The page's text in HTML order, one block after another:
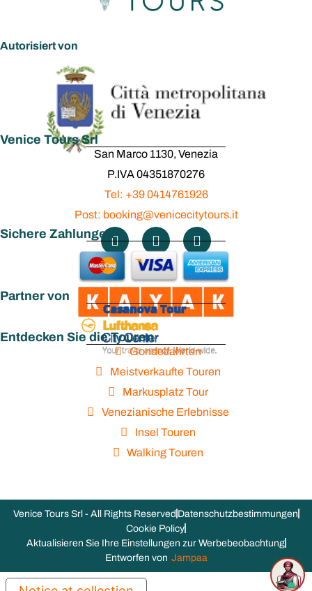
Autorisiert von
Venice Tours Srl
San Marco 1130, Venezia
P.IVA 04351870276
Tel: +39 0414761926
Post: booking@venicecitytours.it
Sichere Zahlungen
Partner von
Entdecken Sie die Touren
Gondelfahrten
Meistverkaufte Touren
Markusplatz Tour
Venezianische Erlebnisse
Insel Touren
Walking Touren
Venice Tours Srl - All Rights Reserved Datenschutzbestimmungen
Cookie Policy
Aktualisieren Sie Ihre Einstellungen zur Werbebeobachtung
Entworfen von Jampaa